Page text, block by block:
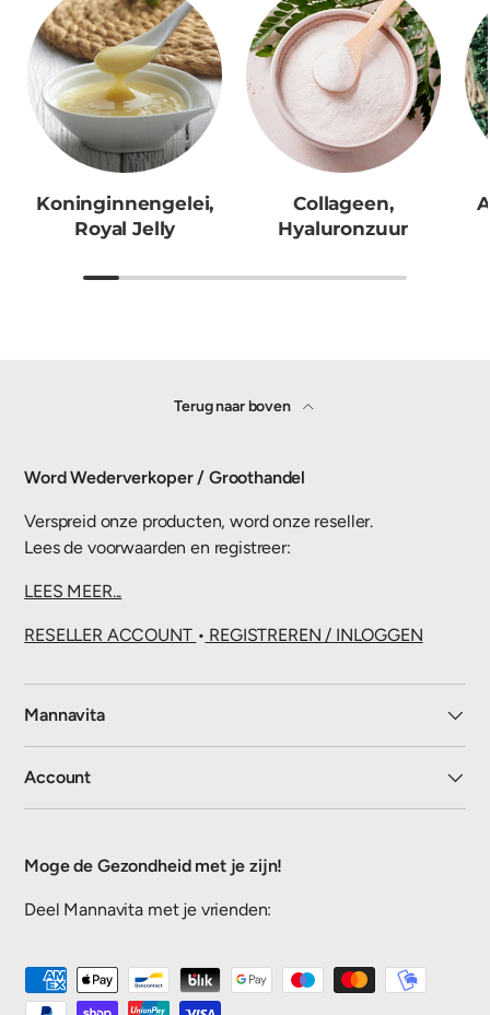
Koninginnengelei,
Royal Jelly
Collageen,
Hyaluronzuur
Terug naar boven
Word Wederverkoper / Groothandel
Verspreid onze producten, word onze reseller.
Lees de voorwaarden en registreer:
LEES MEER...
RESELLER ACCOUNT • REGISTREREN / INLOGGEN
Mannavita
Account
Moge de Gezondheid met je zijn!
Deel Mannavita met je vrienden:
Geaccepteerde betaalmethoden